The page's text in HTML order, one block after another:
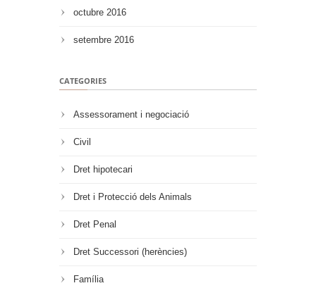
octubre 2016
setembre 2016
CATEGORIES
Assessorament i negociació
Civil
Dret hipotecari
Dret i Protecció dels Animals
Dret Penal
Dret Successori (herències)
Família